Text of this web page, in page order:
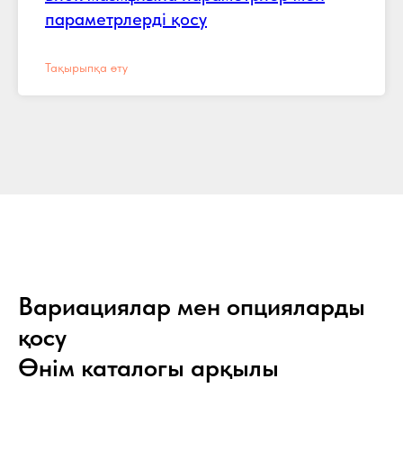
параметрлерді қосу
Тақырыпқа өту
Вариациялар мен опцияларды
қосу
Өнім каталогы арқылы